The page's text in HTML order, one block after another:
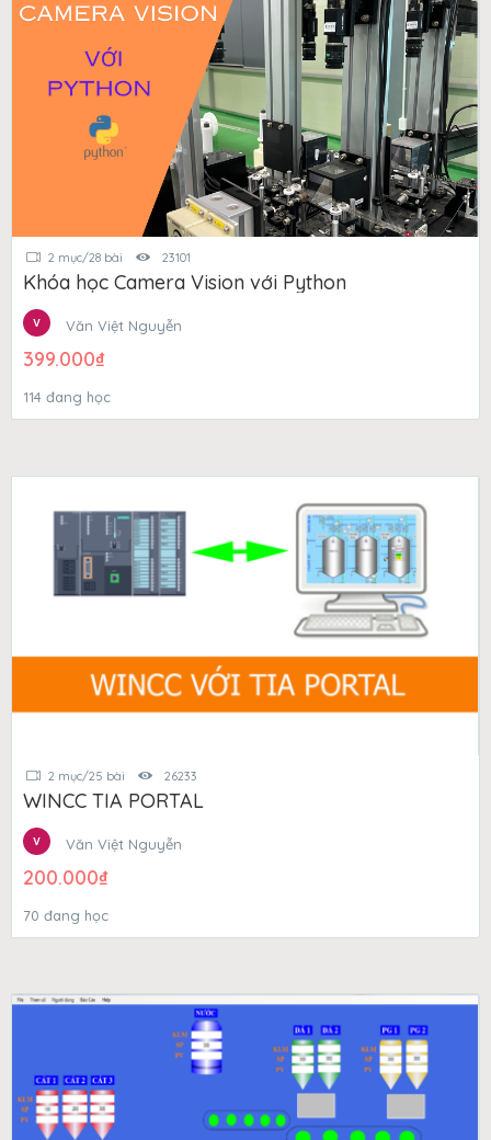
2 mục/28 bài 23101
Khóa học Camera Vision với Python
Văn Việt Nguyễn
399.000₫
114 đang học
2 mục/25 bài 26233
WINCC TIA PORTAL
Văn Việt Nguyễn
200.000₫
70 đang học